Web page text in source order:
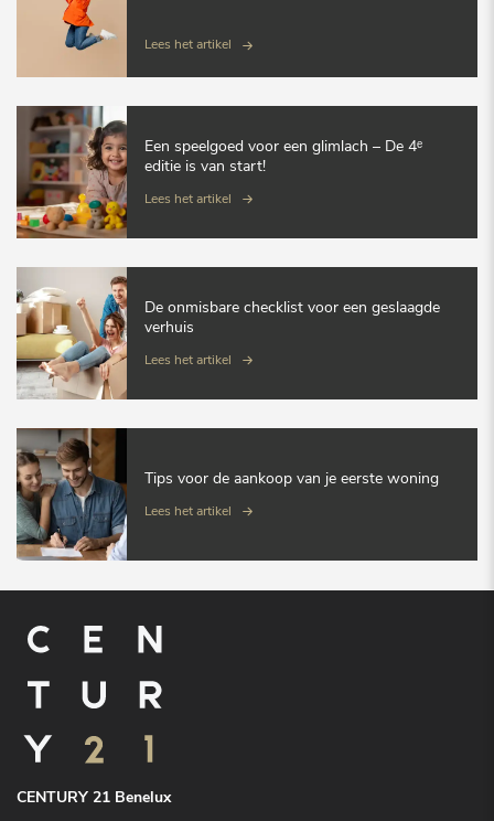
Lees het artikel
Een speelgoed voor een glimlach – De 4ᵉ
editie is van start!
Lees het artikel
De onmisbare checklist voor een geslaagde
verhuis
Lees het artikel
Tips voor de aankoop van je eerste woning
Lees het artikel
CENTURY 21 Benelux